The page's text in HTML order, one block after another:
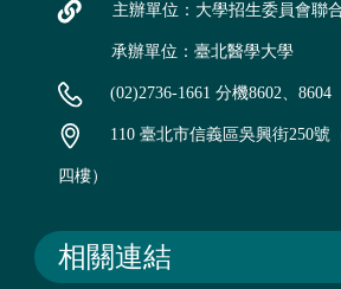
主辦單位：大學招生委員會聯
承辦單位：臺北醫學大學
(02)2736-1661 分機8602、8604
110 臺北市信義區吳興街250號
四樓）
相關連結